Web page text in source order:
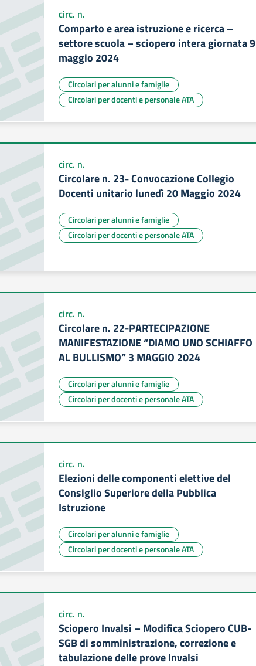
circ. n.
Comparto e area istruzione e ricerca –
settore scuola – sciopero intera giornata 9
maggio 2024
Circolari per alunni e famiglie
Circolari per docenti e personale ATA
circ. n.
Circolare n. 23- Convocazione Collegio
Docenti unitario lunedì 20 Maggio 2024
Circolari per alunni e famiglie
Circolari per docenti e personale ATA
circ. n.
Circolare n. 22-PARTECIPAZIONE
MANIFESTAZIONE “DIAMO UNO SCHIAFFO
AL BULLISMO” 3 MAGGIO 2024
Circolari per alunni e famiglie
Circolari per docenti e personale ATA
circ. n.
Elezioni delle componenti elettive del
Consiglio Superiore della Pubblica
Istruzione
Circolari per alunni e famiglie
Circolari per docenti e personale ATA
circ. n.
Sciopero Invalsi – Modifica Sciopero CUB-
SGB di somministrazione, correzione e
tabulazione delle prove Invalsi